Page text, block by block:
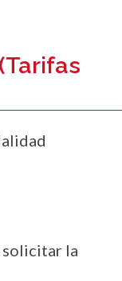
solicitar la